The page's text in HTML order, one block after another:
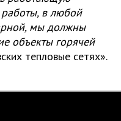
в любой
мы должны
объекты горячей
тепловые сетях».